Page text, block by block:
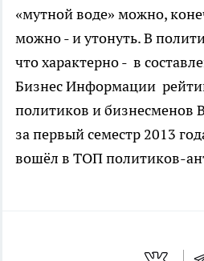
«мутной воде» можно,
можно - и утонуть. В
что характерно - в
Бизнес Информации
политиков и бизнесменов
за первый семестр 2013
вошёл в ТОП политиков-